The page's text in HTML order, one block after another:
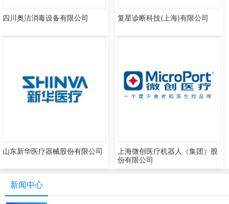
四川奥洁消毒设备有限公司 复星诊断科技(上海)有限公司
山东新华医疗器械股份有限公司
上海微创医疗机器人（集团）股
份有限公司
新闻中心